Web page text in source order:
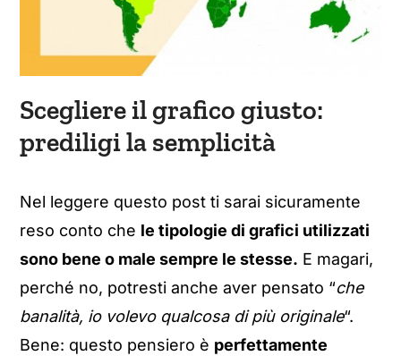
Scegliere il grafico giusto:
prediligi la semplicità
Nel leggere questo post ti sarai sicuramente
reso conto che le tipologie di grafici utilizzati
sono bene o male sempre le stesse. E magari,
perché no, potresti anche aver pensato “che
banalità, io volevo qualcosa di più originale“.
Bene: questo pensiero è perfettamente